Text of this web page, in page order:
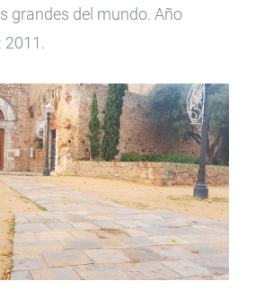
grandes del mundo. Año
2011.
ACCESO A MONASTERIO